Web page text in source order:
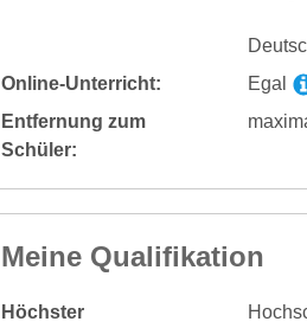
Online-Unterricht:
Egal
Entfernung zum
Schüler:
Meine Qualifikation
Höchster